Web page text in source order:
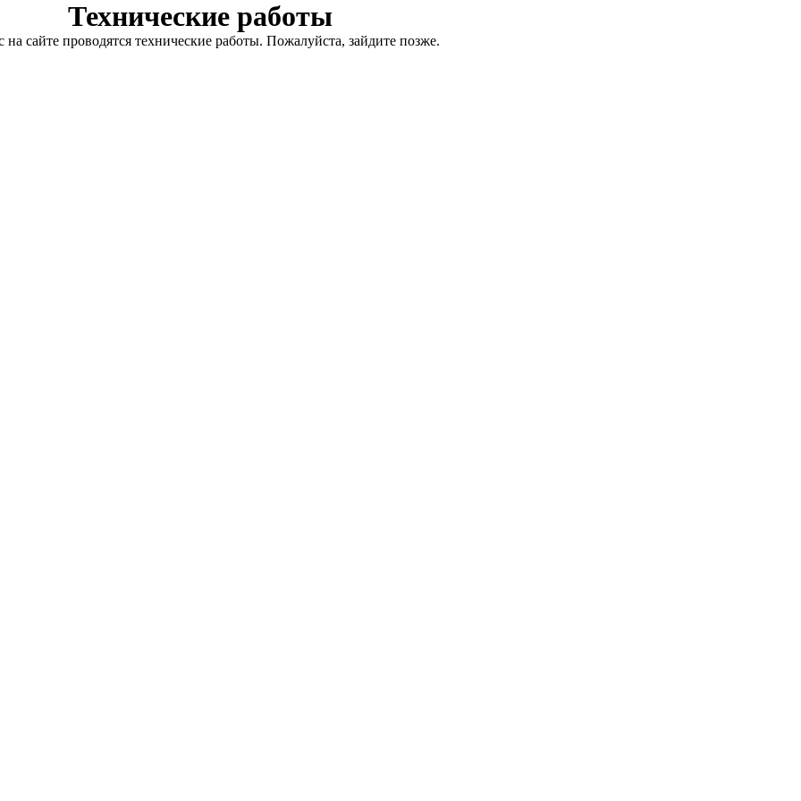
Технические работы
на сайте проводятся технические работы. Пожалуйста, зайдите позже.